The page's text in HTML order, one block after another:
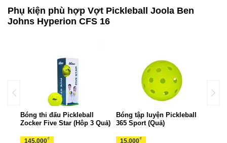
Phụ kiện phù hợp Vợt Pickleball Joola Ben
Johns Hyperion CFS 16
Bóng thi đấu Pickleball
Zocker Five Star (Hôp 3 Quả)
145.000₫
Bóng tập luyện Pickleball
365 Sport (Quả)
15.000₫